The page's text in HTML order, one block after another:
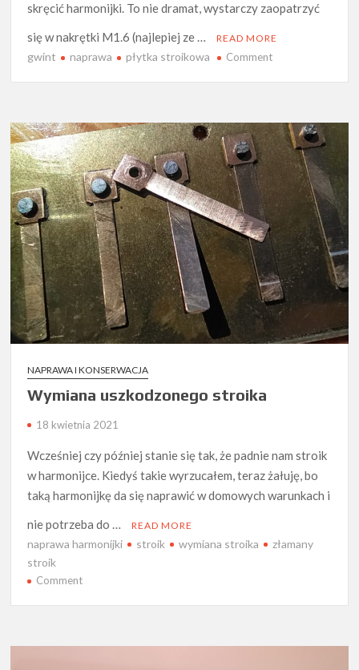
skręcić harmonijki. To nie dramat, wystarczy zaopatrzyć
się w nakrętki M1.6 (najlepiej ze …
READ MORE
gwint naprawa płytka stroikowa Commenton
płytce
stroikowej?
NAPRAWA I KONSERWACJA
Wymiana uszkodzonego stroika
18 kwietnia 2021
Wcześniej czy później stanie się tak, że padnie nam stroik
w harmonijce. Kiedyś takie wyrzucałem, teraz żałuję, bo
taką harmonijkę da się naprawić w domowych warunkach i
nie potrzeba do …
READ MORE
naprawa harmonijki stroik wymiana stroika
złamany
stroik
Commenton